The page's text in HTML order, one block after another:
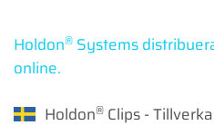
Holdon® Systems
online.
Holdon® Clips -